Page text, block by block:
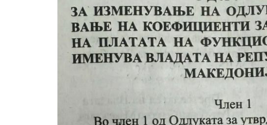
Уште двајца починаа од повредите во ресторан